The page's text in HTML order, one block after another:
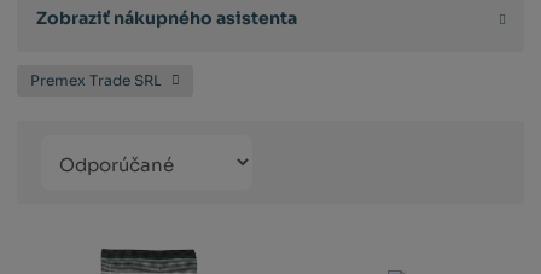
Zobraziť nákupného asistenta
Premex Trade SRL
produktů